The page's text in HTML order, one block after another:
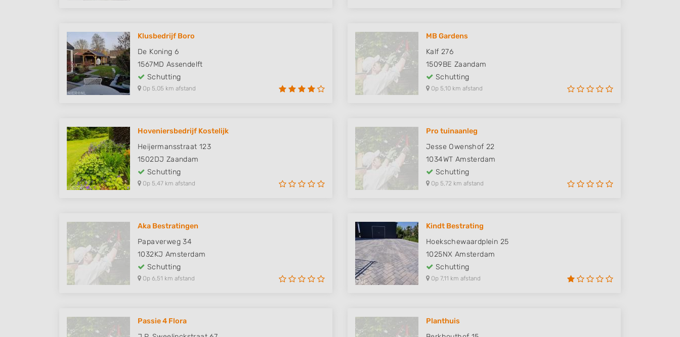
Klusbedrijf Boro
De Koning 6
1567MD Assendelft
Schutting
Op 5,05 km afstand
MB Gardens
Kalf 276
1509BE Zaandam
Schutting
Op 5,10 km afstand
Hoveniersbedrijf Kostelijk
Heijermansstraat 123
1502DJ Zaandam
Schutting
Op 5,47 km afstand
Pro tuinaanleg
Jesse Owenshof 22
1034WT Amsterdam
Schutting
Op 5,72 km afstand
Aka Bestratingen
Papaverweg 34
1032KJ Amsterdam
Schutting
Op 6,51 km afstand
Kindt Bestrating
Hoekschewaardplein 25
1025NX Amsterdam
Schutting
Op 7,11 km afstand
Passie 4 Flora
Planthuis